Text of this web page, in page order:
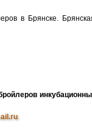
в Брянске.